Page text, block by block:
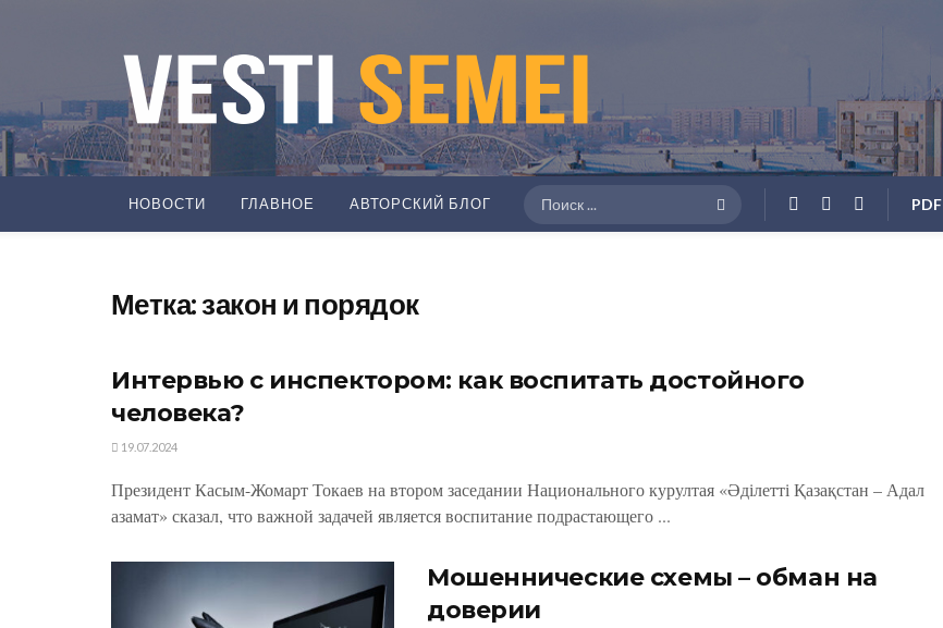
НОВОСТИ ГЛАВНОЕ АВТОРСКИЙ БЛОГ PDF
Метка:закон и порядок
Интервью с инспектором: как воспитать достойного
человека?
19.07.2024
Президент Касым-Жомарт Токаев на втором заседании Национального курултая «Әділетті Қазақстан – Адал
азамат» сказал, что важной задачей является воспитание подрастающего ...
Мошеннические схемы – обман на
доверии